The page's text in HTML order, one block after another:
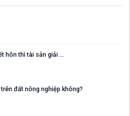
hôn thì tài sản giải ...
đất nông nghiệp không?